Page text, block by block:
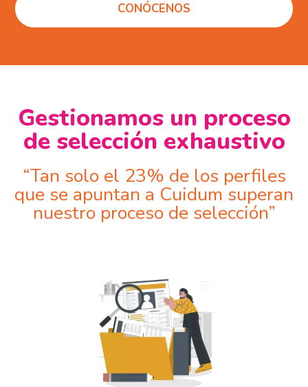
CONÓCENOS
Gestionamos un proceso
de selección exhaustivo
“Tan solo el 23% de los perfiles
que se apuntan a Cuidum superan
nuestro proceso de selección”